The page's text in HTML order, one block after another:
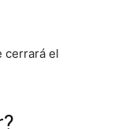
cerrará el